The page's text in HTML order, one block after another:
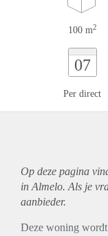
100 m2
07
Per direct
Op deze pagina
in Almelo. Als je
aanbieder.
Deze woning